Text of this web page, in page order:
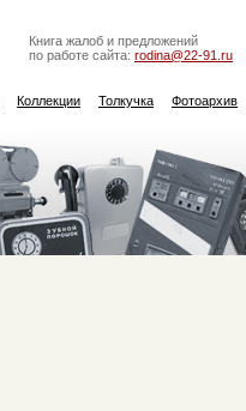
Книга жалоб и предложений
по работе сайта: rodina@22-91.ru
Коллекции Толкучка Фотоархив